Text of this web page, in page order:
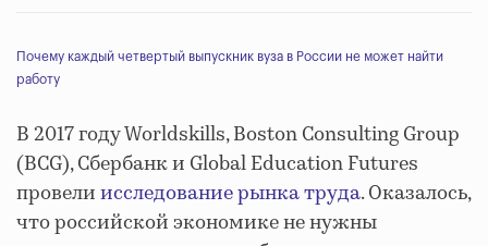
Почему каждый четвертый выпускник вуза в России не может найти
работу
В 2017 году Worldskills, Boston Consulting Group
(BCG), Сбербанк и Global Education Futures
провелиисследование рынка труда. Оказалось,
что российской экономике не нужны